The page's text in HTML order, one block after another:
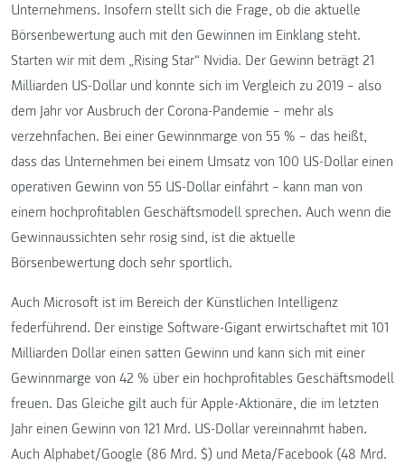
Unternehmens. Insofern stellt sich die Frage, ob die aktuelle
Börsenbewertung auch mit den Gewinnen im Einklang steht.
Starten wir mit dem „Rising Star“ Nvidia. Der Gewinn beträgt 21
Milliarden US-Dollar und konnte sich im Vergleich zu 2019 – also
dem Jahr vor Ausbruch der Corona-Pandemie – mehr als
verzehnfachen. Bei einer Gewinnmarge von 55 % – das heißt,
dass das Unternehmen bei einem Umsatz von 100 US-Dollar einen
operativen Gewinn von 55 US-Dollar einfährt – kann man von
einem hochprofitablen Geschäftsmodell sprechen. Auch wenn die
Gewinnaussichten sehr rosig sind, ist die aktuelle
Börsenbewertung doch sehr sportlich.
Auch Microsoft ist im Bereich der Künstlichen Intelligenz
federführend. Der einstige Software-Gigant erwirtschaftet mit 101
Milliarden Dollar einen satten Gewinn und kann sich mit einer
Gewinnmarge von 42 % über ein hochprofitables Geschäftsmodell
freuen. Das Gleiche gilt auch für Apple-Aktionäre, die im letzten
Jahr einen Gewinn von 121 Mrd. US-Dollar vereinnahmt haben.
Auch Alphabet/Google (86 Mrd. $) und Meta/Facebook (48 Mrd.